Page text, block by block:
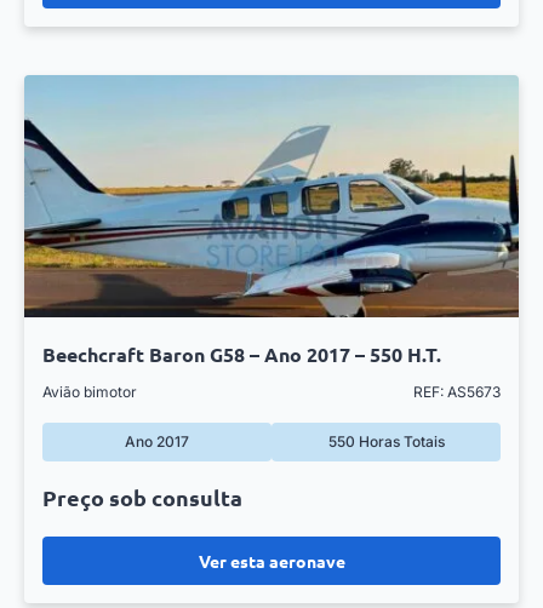
Beechcraft Baron G58 – Ano 2017 – 550 H.T.
Avião bimotor REF: AS5673
Ano 2017 550 Horas Totais
Ver esta aeronave
Preço sob consulta